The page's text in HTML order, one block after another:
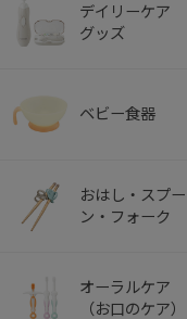
デイリーケア
グッズ
ベビー食器
おはし・スプー
ン・フォーク
オーラルケア
（お口のケア）